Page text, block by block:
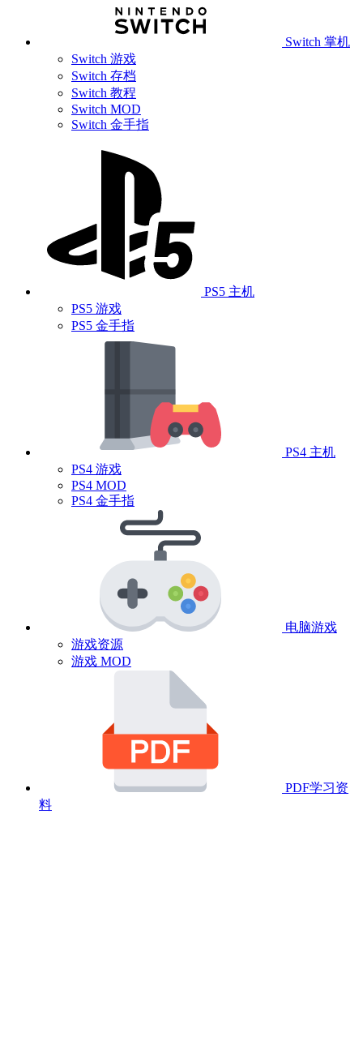
Switch 掌机
Switch 游戏
Switch 存档
Switch 教程
Switch MOD
Switch 金手指
PS5 主机
PS5 游戏
PS5 金手指
PS4 主机
PS4 游戏
PS4 MOD
PS4 金手指
电脑游戏
游戏资源
游戏 MOD
PDF学习资
料